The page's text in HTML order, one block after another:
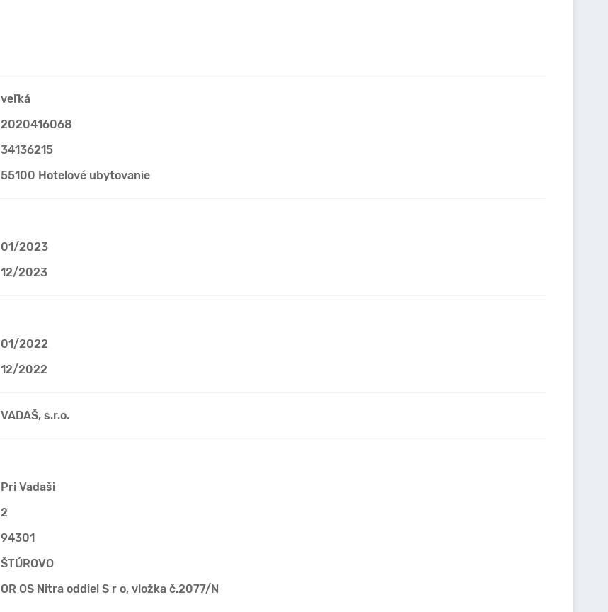
veľká
2020416068
34136215
55100 Hotelové ubytovanie
01/2023
12/2023
01/2022
12/2022
VADAŠ, s.r.o.
Pri Vadaši
2
94301
ŠTÚROVO
OR OS Nitra oddiel S r o, vložka č.2077/N